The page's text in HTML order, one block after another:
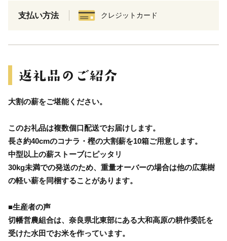
支払い方法 クレジットカード
大割の薪をご堪能ください。
このお礼品は複数個口配送でお届けします。
長さ約40cmのコナラ・樫の大割薪を10箱ご用意します。
中型以上の薪ストーブにピッタリ
30kg未満での発送のため、重量オーバーの場合は他の広葉樹
の軽い薪を同梱することがあります。
■生産者の声
切幡営農組合は、奈良県北東部にある大和高原の耕作委託を
受けた水田でお米を作っています。